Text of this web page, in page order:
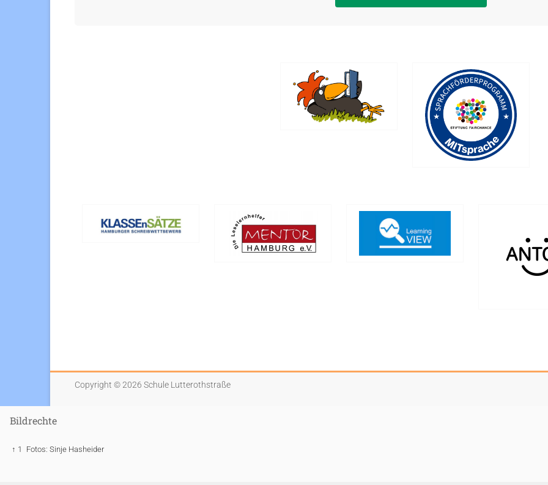
Copyright © 2026 Schule Lutterothstraße
Bildrechte
↑ 1 Fotos: Sinje Hasheider